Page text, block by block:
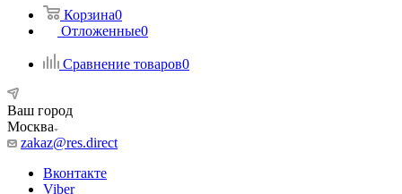
Корзина0
Отложенные0
Сравнение товаров0
Ваш город
Москва
zakaz@res.direct
Вконтакте
Viber